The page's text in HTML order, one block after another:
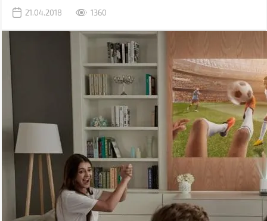
21.04.2018
1360